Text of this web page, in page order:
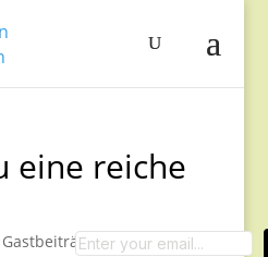
eine reiche
Gastbeiträge|0 Kommentare
Tipps